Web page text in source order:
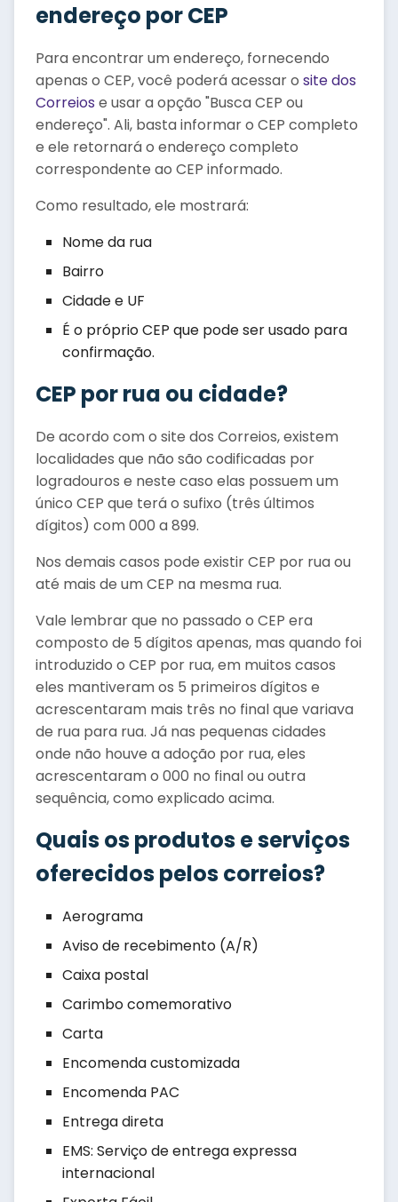
endereço por CEP
Para encontrar um endereço, fornecendo
apenas o CEP, você poderá acessar o site dos
Correios e usar a opção "Busca CEP ou
endereço". Ali, basta informar o CEP completo
e ele retornará o endereço completo
correspondente ao CEP informado.
Como resultado, ele mostrará:
Nome da rua
Bairro
Cidade e UF
É o próprio CEP que pode ser usado para
confirmação.
CEP por rua ou cidade?
De acordo com o site dos Correios, existem
localidades que não são codificadas por
logradouros e neste caso elas possuem um
único CEP que terá o sufixo (três últimos
dígitos) com 000 a 899.
Nos demais casos pode existir CEP por rua ou
até mais de um CEP na mesma rua.
Vale lembrar que no passado o CEP era
composto de 5 dígitos apenas, mas quando foi
introduzido o CEP por rua, em muitos casos
eles mantiveram os 5 primeiros dígitos e
acrescentaram mais três no final que variava
de rua para rua. Já nas pequenas cidades
onde não houve a adoção por rua, eles
acrescentaram o 000 no final ou outra
sequência, como explicado acima.
Quais os produtos e serviços
oferecidos pelos correios?
Aerograma
Aviso de recebimento (A/R)
Caixa postal
Carimbo comemorativo
Carta
Encomenda customizada
Encomenda PAC
Entrega direta
EMS: Serviço de entrega expressa
internacional